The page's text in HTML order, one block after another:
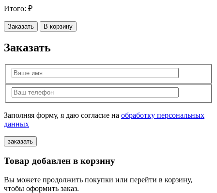
Итого: ₽
Заказать В корзину
Заказать
Заполняя форму, я даю согласие на обработку персональных
данных
Товар добавлен в корзину
Вы можете продолжить покупки или перейти в корзину,
чтобы оформить заказ.